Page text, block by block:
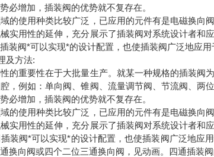
必增加，插装阀的优势就不复存在。
的使用种类比较广泛，已应用的元件有是电磁换向
实用性的延伸，充分展示了插装阀对系统设计者和
装阀*可以实现*的设计配置，也使插装阀广泛地应用
及方法:
的重要性在于大批量生产。就某一种规格的插装阀
，例如：单向阀、锥阀、流量调节阀、节流阀、两
必增加，插装阀的优势就不复存在。
的使用种类比较广泛，已应用的元件有是电磁换向
实用性的延伸，充分展示了插装阀对系统设计者和
装阀*可以实现*的设计配置，也使插装阀广泛地应
换向阀或四个二位三通换向阀，见动画。四通插装